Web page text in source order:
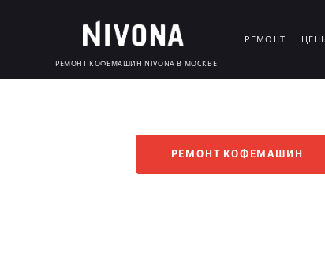
РЕМОНТ КОФЕМАШИН NIVONA В МОСКВЕ
РЕМОНТ
РЕМОНТ КОФЕМАШИН